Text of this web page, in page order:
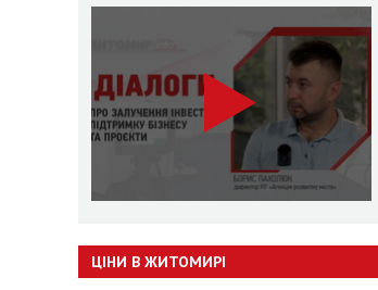
ЦІНИ В ЖИТОМИРІ